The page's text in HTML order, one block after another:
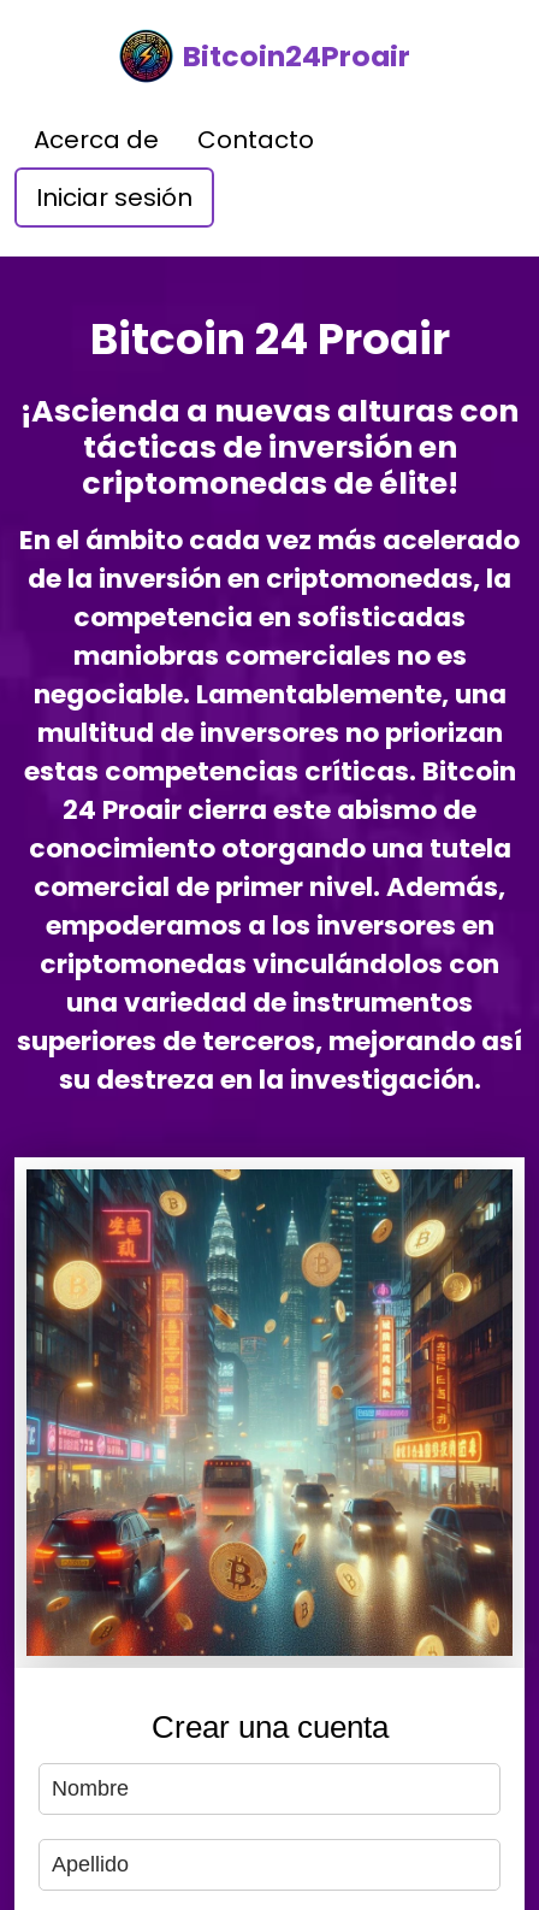
Bitcoin24Proair
Acerca de
Contacto
Iniciar sesión
Bitcoin 24 Proair
¡Ascienda a nuevas alturas con
tácticas de inversión en
criptomonedas de élite!
En el ámbito cada vez más acelerado
de la inversión en criptomonedas, la
competencia en sofisticadas
maniobras comerciales no es
negociable. Lamentablemente, una
multitud de inversores no priorizan
estas competencias críticas. Bitcoin
24 Proair cierra este abismo de
conocimiento otorgando una tutela
comercial de primer nivel. Además,
empoderamos a los inversores en
criptomonedas vinculándolos con
una variedad de instrumentos
superiores de terceros, mejorando así
su destreza en la investigación.